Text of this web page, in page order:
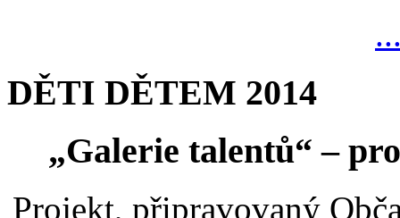
DĚTI DĚTEM 2014
„Galerie talentů“ –
Projekt, připravovaný